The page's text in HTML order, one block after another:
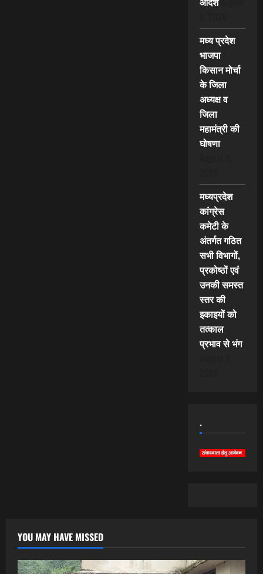
मध्य प्रदेश
भाजपा
किसान मोर्चा
के जिला
अध्यक्ष व
जिला
महामंत्री की
घोषणा
मध्यप्रदेश
कांग्रेस
कमेटी के
अंतर्गत गठित
सभी विभागों,
प्रकोष्ठों एवं
उनकी समस्त
स्तर की
इकाइयों को
तत्काल
प्रभाव से भंग
.
YOU MAY HAVE MISSED